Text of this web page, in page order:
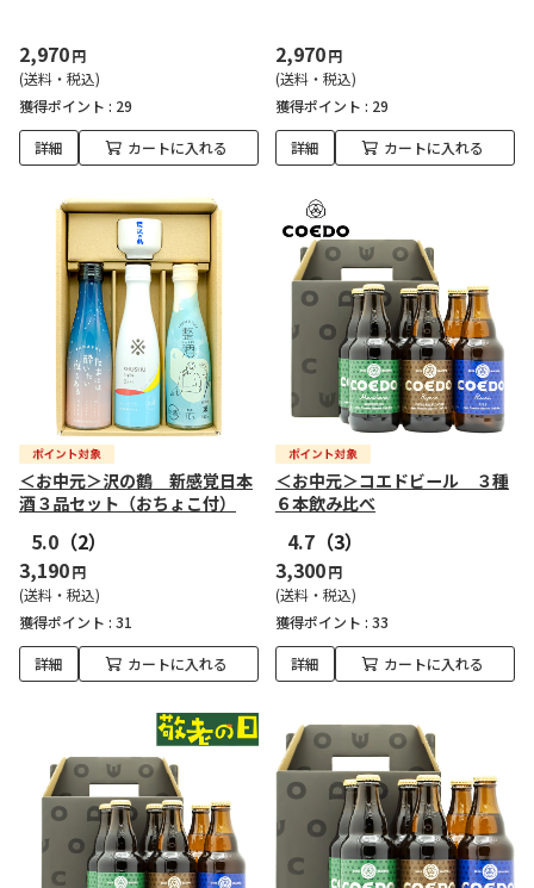
2,970円
(送料・税込)
獲得ポイント : 29
詳細 カートに入れる
2,970円
(送料・税込)
獲得ポイント : 29
詳細 カートに入れる
＜お中元＞沢の鶴 新感覚日本
酒３品セット（おちょこ付）
5.0 （2）
3,190円
(送料・税込)
獲得ポイント : 31
詳細 カートに入れる
＜お中元＞コエドビール ３種
６本飲み比べ
4.7 （3）
3,300円
(送料・税込)
獲得ポイント : 33
詳細 カートに入れる